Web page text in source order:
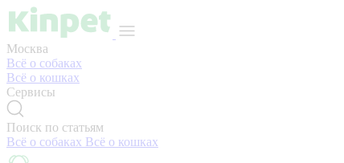
Москва
Всё о собаках
Всё о кошках
Сервисы
Поиск по статьям
Всё о собаках Всё о кошках